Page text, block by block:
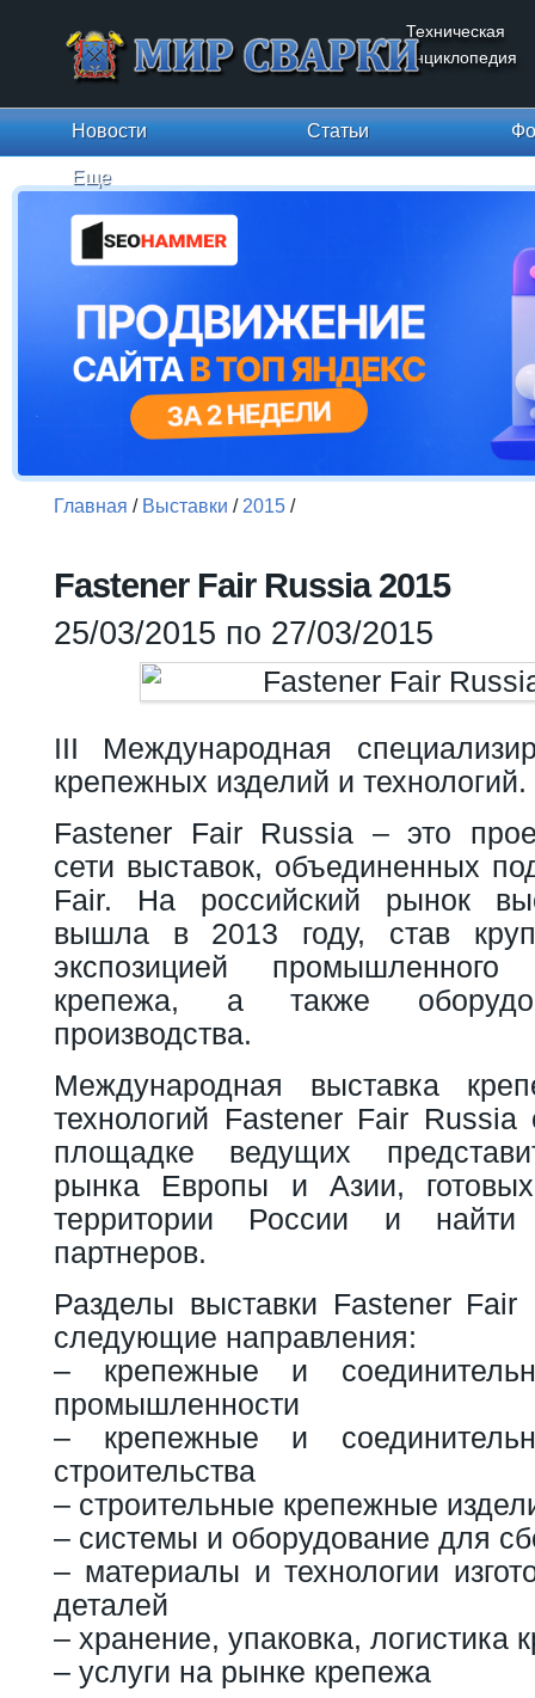
Техническая
энциклопедия
Новости Статьи
Еще
Главная / Выставки / 2015 /
Fastener Fair Russia 2015
25/03/2015 по 27/03/2015
III Международная
крепежных изделий и технологий.
Fastener Fair Russia – это
сети выставок, объединенных
Fair. На российский рынок
вышла в 2013 году, став
экспозицией промышленного
крепежа, а также
производства.
Международная выставка
технологий Fastener Fair Russia
площадке ведущих
рынка Европы и Азии,
территории России и
партнеров.
Разделы выставки Fastener Fair
следующие направления:
– крепежные и
промышленности
– крепежные и
строительства
– строительные крепежные
– системы и оборудование для
– материалы и технологии
деталей
– хранение, упаковка, логистика
– услуги на рынке крепежа